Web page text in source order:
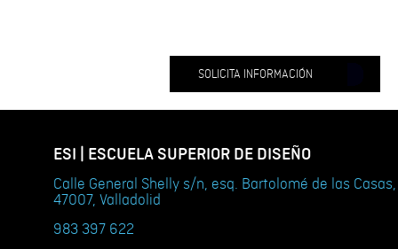
SOLICITA INFORMACIÓN
ESI | ESCUELA SUPERIOR DE DISEÑO
Calle General Shelly s/n, esq. Bartolomé de las Casas,
47007, Valladolid
983 397 622